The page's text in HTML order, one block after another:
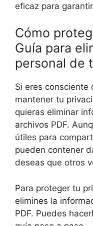
eficaz para
Cómo
Guía para
personal de
Si eres consciente
mantener tu
quieras eliminar
archivos PDF.
útiles para
pueden contener
deseas que otros
Para proteger tu
elimines la
PDF. Puedes